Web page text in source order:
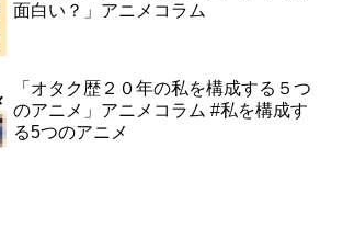
面白い？」アニメコラム
「オタク歴２０年の私を構成する５つ
のアニメ」アニメコラム #私を構成す
る5つのアニメ